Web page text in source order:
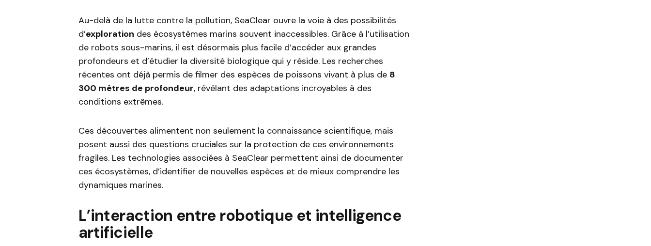
Au-delà de la lutte contre la pollution, SeaClear ouvre la voie à des possibilités
d’exploration des écosystèmes marins souvent inaccessibles. Grâce à l’utilisation
de robots sous-marins, il est désormais plus facile d’accéder aux grandes
profondeurs et d’étudier la diversité biologique qui y réside. Les recherches
récentes ont déjà permis de filmer des espèces de poissons vivant à plus de 8
300 mètres de profondeur, révélant des adaptations incroyables à des
conditions extrêmes.
Ces découvertes alimentent non seulement la connaissance scientifique, mais
posent aussi des questions cruciales sur la protection de ces environnements
fragiles. Les technologies associées à SeaClear permettent ainsi de documenter
ces écosystèmes, d’identifier de nouvelles espèces et de mieux comprendre les
dynamiques marines.
L’interaction entre robotique et intelligence
artificielle